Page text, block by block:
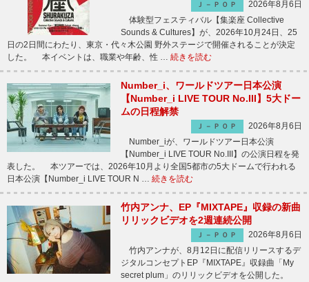
Ｊ－ＰＯＰ
2026年8月6日
体験型フェスティバル【集楽座 Collective
Sounds & Cultures】が、2026年10月24日、25
日の2日間にわたり、東京・代々木公園 野外ステージで開催されることが決定
した。 本イベントは、職業や年齢、性 … 続きを読む
Number_i、ワールドツアー日本公演
【Number_i LIVE TOUR No.III】5大ドー
ムの日程解禁
Ｊ－ＰＯＰ
2026年8月6日
Number_iが、ワールドツアー日本公演
【Number_i LIVE TOUR No.III】の公演日程を発
表した。 本ツアーでは、2026年10月より全国5都市の5大ドームで行われる
日本公演【Number_i LIVE TOUR N … 続きを読む
竹内アンナ、EP『MIXTAPE』収録の新曲
リリックビデオを2週連続公開
Ｊ－ＰＯＰ
2026年8月6日
竹内アンナが、8月12日に配信リリースするデ
ジタルコンセプトEP『MIXTAPE』収録曲「My
secret plum」のリリックビデオを公開した。